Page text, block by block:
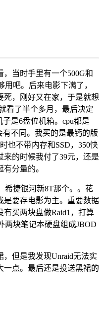
当时手里有一个500G和
吧。后来电影下满了，
死，刚好又在家，于是就想
看了半个多月，最后决定
是6盘位机箱。cpu都是
有不同。我买的是最钙的版
也不带内存和SSD，350快
的时候我付了39元，还是
分量的。
希捷银河新8T那个。。花
是要存电影为主。重要数据
买两块盘做Raid1，打算
两块笔记本硬盘组成JBOD
但是我发现Unraid无法实
一点。最后还是投送黑裙的